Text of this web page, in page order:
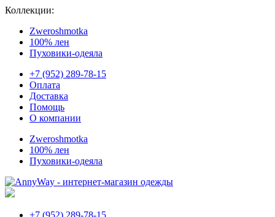
Коллекции:
Zweroshmotka
100% лен
Пуховики-одеяла
+7 (952) 289-78-15
Оплата
Доставка
Помощь
О компании
Zweroshmotka
100% лен
Пуховики-одеяла
+7 (952) 289-78-15